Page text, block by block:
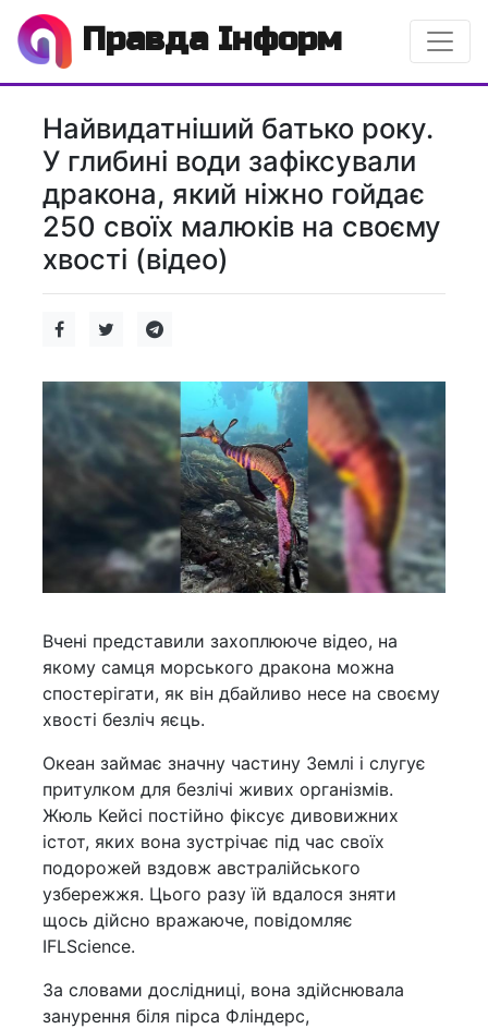
Правда Інформ
Найвидатніший батько року.
У глибині води зафіксували
дракона, який ніжно гойдає
250 своїх малюків на своєму
хвості (відео)
Вчені представили захоплююче відео, на
якому самця морського дракона можна
спостерігати, як він дбайливо несе на своєму
хвості безліч яєць.
Океан займає значну частину Землі і слугує
притулком для безлічі живих організмів.
Жюль Кейсі постійно фіксує дивовижних
істот, яких вона зустрічає під час своїх
подорожей вздовж австралійського
узбережжя. Цього разу їй вдалося зняти
щось дійсно вражаюче, повідомляє
IFLScience.
За словами дослідниці, вона здійснювала
занурення біля пірса Фліндерс,